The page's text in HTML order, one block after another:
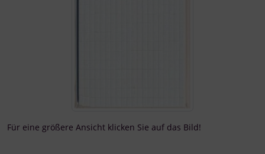
Für eine größere Ansicht klicken Sie auf das Bild!